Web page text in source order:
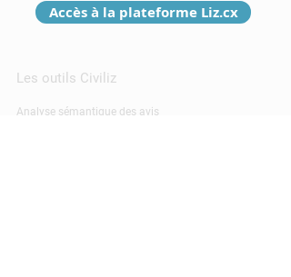
Accès à la plateforme Liz.cx
Les outils Civiliz
Analyse sémantique des avis